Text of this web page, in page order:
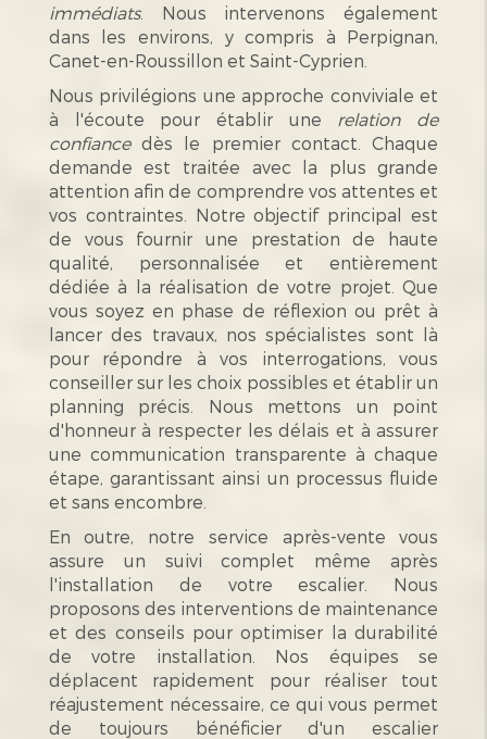
immédiats. Nous intervenons également
dans les environs, y compris à Perpignan,
Canet-en-Roussillon et Saint-Cyprien.
Nous privilégions une approche conviviale et
à l'écoute pour établir une relation de
confiancedès le premier contact. Chaque
demande est traitée avec la plus grande
attention afin de comprendre vos attentes et
vos contraintes. Notre objectif principal est
de vous fournir une prestation de haute
qualité, personnalisée et entièrement
dédiée à la réalisation de votre projet. Que
vous soyez en phase de réflexion ou prêt à
lancer des travaux, nos spécialistes sont là
pour répondre à vos interrogations, vous
conseiller sur les choix possibles et établir un
planning précis. Nous mettons un point
d'honneur à respecter les délais et à assurer
une communication transparente à chaque
étape, garantissant ainsi un processus fluide
et sans encombre.
En outre, notre service après-vente vous
assure un suivi complet même après
l'installation de votre escalier. Nous
proposons des interventions de maintenance
et des conseils pour optimiser la durabilité
de votre installation. Nos équipes se
déplacent rapidement pour réaliser tout
réajustement nécessaire, ce qui vous permet
de toujours bénéficier d'un escalier